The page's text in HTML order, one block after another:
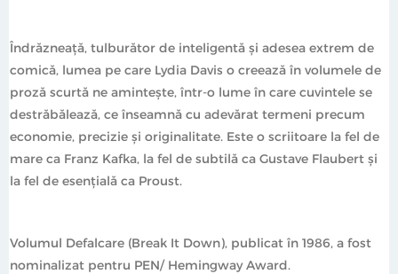
Îndrăzneaţă, tulburător de inteligentă şi adesea extrem de
comică, lumea pe care Lydia Davis o creează în volumele de
proză scurtă ne aminteşte, într-o lume în care cuvintele se
destrăbălează, ce înseamnă cu adevărat termeni precum
economie, precizie și originalitate. Este o scriitoare la fel de
mare ca Franz Kafka, la fel de subtilă ca Gustave Flaubert și
la fel de esențială ca Proust.
Volumul Defalcare (Break It Down), publicat în 1986, a fost
nominalizat pentru PEN/ Hemingway Award.